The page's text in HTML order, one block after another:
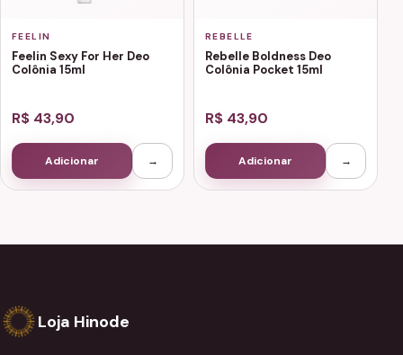
FEELIN
Feelin Sexy For Her Deo
Colônia 15ml
R$ 43,90
Adicionar →
REBELLE
Rebelle Boldness Deo
Colônia Pocket 15ml
R$ 43,90
Adicionar →
Loja Hinode